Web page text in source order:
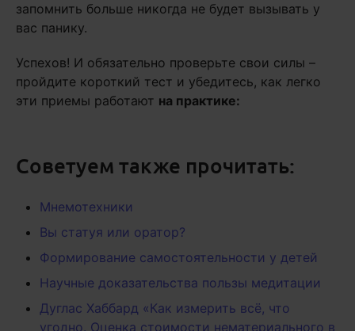
запомнить больше никогда не будет вызывать у
вас панику.
Успехов! И обязательно проверьте свои силы –
пройдите короткий тест и убедитесь, как легко
эти приемы работают на практике:
Советуем также прочитать:
Мнемотехники
Вы статуя или оратор?
Формирование самостоятельности у детей
Научные доказательства пользы медитации
Дуглас Хаббард «Как измерить всё, что
угодно. Оценка стоимости нематериального в